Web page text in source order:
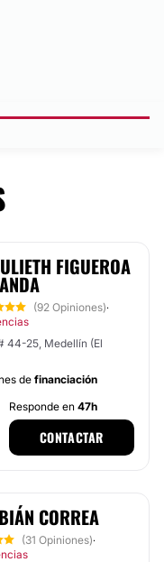
FIGUEROA
(92 Opiniones)·
44-25, Medellín (El
de financiación
Responde en 47h
CONTACTAR
CORREA
(31 Opiniones)·